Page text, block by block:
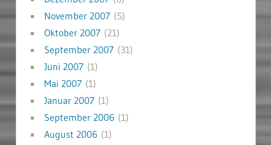
November 2007(5)
Oktober 2007(21)
September 2007(31)
Juni 2007(1)
Mai 2007(1)
Januar 2007(1)
September 2006(1)
August 2006(1)